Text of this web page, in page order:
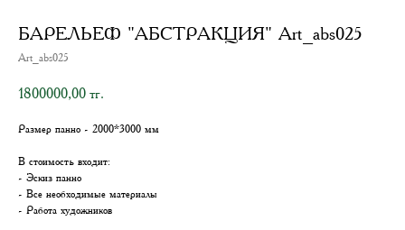
БАРЕЛЬЕФ "АБСТРАКЦИЯ" Art_abs025
Art_abs025
1800000,00 тг.
Размер панно - 2000*3000 мм
В стоимость входит:
- Эскиз панно
- Все необходимые материалы
- Работа художников